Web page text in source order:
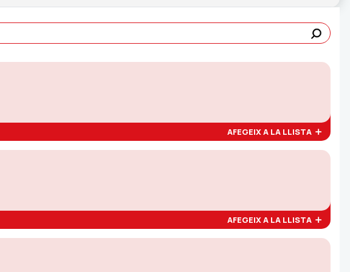
AFEGEIX A LA LLISTA
AFEGEIX A LA LLISTA